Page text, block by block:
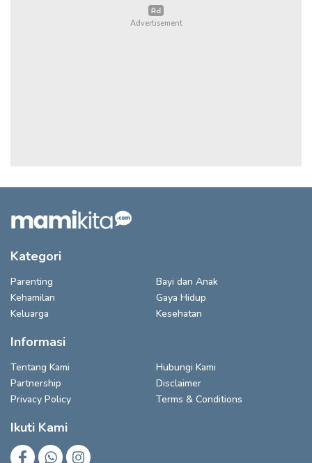
Kategori
Parenting
Bayi dan Anak
Kehamilan
Gaya Hidup
Keluarga
Kesehatan
Informasi
Tentang Kami
Hubungi Kami
Partnership
Disclaimer
Privacy Policy
Terms & Conditions
Ikuti Kami